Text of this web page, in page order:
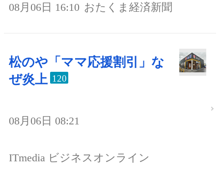
08月06日 16:10 おたくま経済新聞
松のや「ママ応援割引」な
ぜ炎上 120
08月06日 08:21
ITmedia ビジネスオンライン